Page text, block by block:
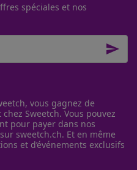
spéciales et nos

vous gagnez de
Sweetch. Vous pouvez
pour payer dans nos
sweetch.ch. Et en même
et d’événements exclusifs